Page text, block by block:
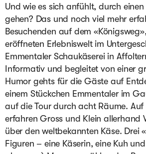
Und wie es sich anfühlt, durch
gehen? Das und noch viel mehr
Besuchenden auf dem
eröffneten Erlebniswelt im
Emmentaler Schaukäserei in
Informativ und begleitet von einer
Humor gehts für die Gäste auf
einem Stückchen Emmentaler im
auf die Tour durch acht Räume.
erfahren Gross und Klein allerhand
über den weltbekannten Käse. Drei
Figuren – eine Käserin, eine Kuh